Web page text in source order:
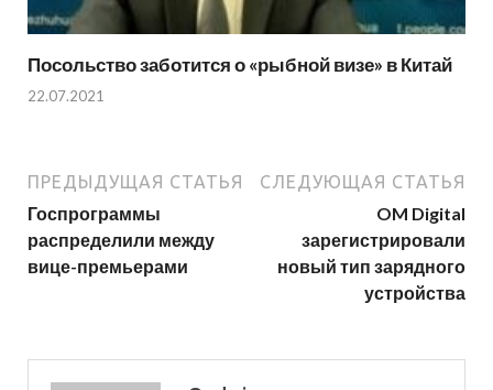
Посольство заботится о «рыбной визе» в Китай
22.07.2021
ПРЕДЫДУЩАЯ СТАТЬЯ
Госпрограммы
распределили между
вице-премьерами
СЛЕДУЮЩАЯ СТАТЬЯ
OM Digital
зарегистрировали
новый тип зарядного
устройства